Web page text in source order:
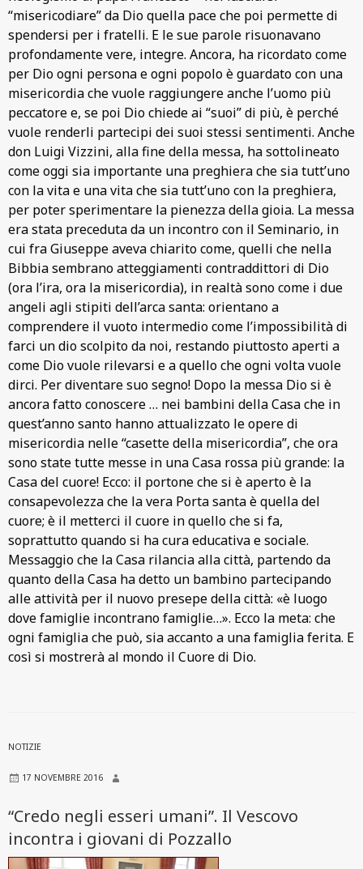
“misericodiare” da Dio quella pace che poi permette di
spendersi per i fratelli. E le sue parole risuonavano
profondamente vere, integre. Ancora, ha ricordato come
per Dio ogni persona e ogni popolo è guardato con una
misericordia che vuole raggiungere anche l’uomo più
peccatore e, se poi Dio chiede ai “suoi” di più, è perché
vuole renderli partecipi dei suoi stessi sentimenti. Anche
don Luigi Vizzini, alla fine della messa, ha sottolineato
come oggi sia importante una preghiera che sia tutt’uno
con la vita e una vita che sia tutt’uno con la preghiera,
per poter sperimentare la pienezza della gioia. La messa
era stata preceduta da un incontro con il Seminario, in
cui fra Giuseppe aveva chiarito come, quelli che nella
Bibbia sembrano atteggiamenti contraddittori di Dio
(ora l’ira, ora la misericordia), in realtà sono come i due
angeli agli stipiti dell’arca santa: orientano a
comprendere il vuoto intermedio come l’impossibilità di
farci un dio scolpito da noi, restando piuttosto aperti a
come Dio vuole rilevarsi e a quello che ogni volta vuole
dirci. Per diventare suo segno! Dopo la messa Dio si è
ancora fatto conoscere … nei bambini della Casa che in
quest’anno santo hanno attualizzato le opere di
misericordia nelle “casette della misericordia”, che ora
sono state tutte messe in una Casa rossa più grande: la
Casa del cuore! Ecco: il portone che si è aperto è la
consapevolezza che la vera Porta santa è quella del
cuore; è il metterci il cuore in quello che si fa,
soprattutto quando si ha cura educativa e sociale.
Messaggio che la Casa rilancia alla città, partendo da
quanto della Casa ha detto un bambino partecipando
alle attività per il nuovo presepe della città: «è luogo
dove famiglie incontrano famiglie…». Ecco la meta: che
ogni famiglia che può, sia accanto a una famiglia ferita. E
così si mostrerà al mondo il Cuore di Dio.
NOTIZIE
17 NOVEMBRE 2016
“Credo negli esseri umani”. Il Vescovo
incontra i giovani di Pozzallo